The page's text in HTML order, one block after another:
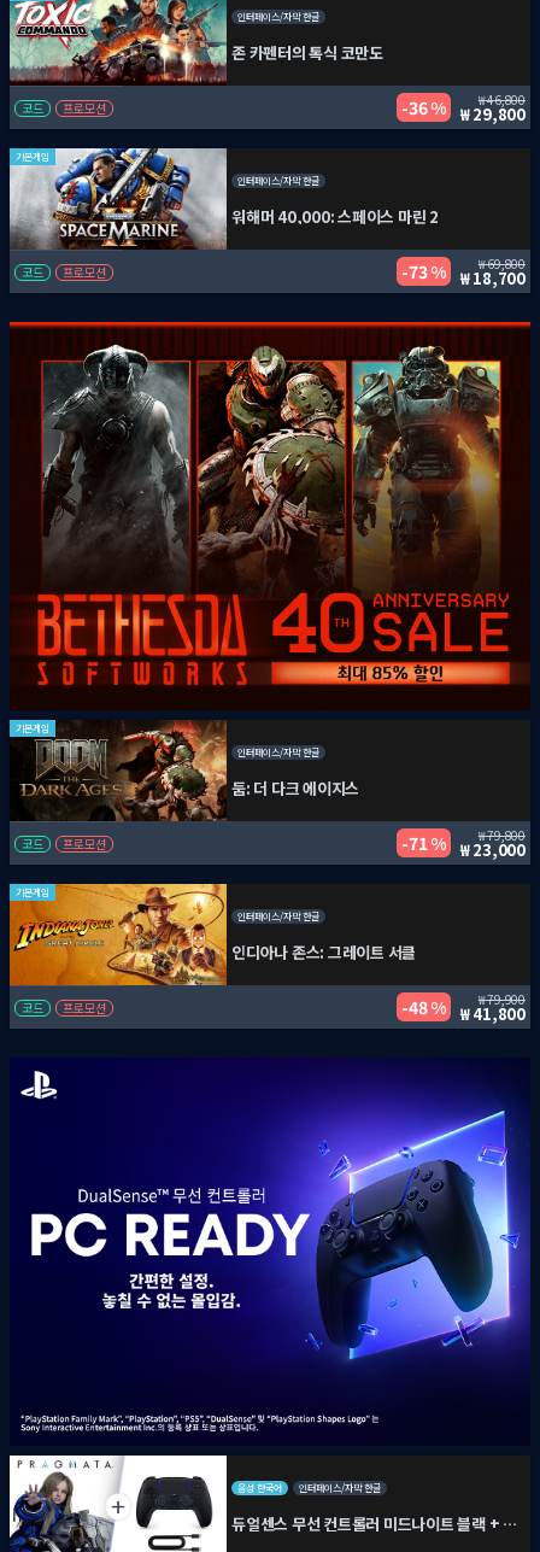
인터페이스/자막 한글
존 카펜터의 톡식 코만도
코드 프로모션 36 % 46,800
29,800
기본게임
인터페이스/자막 한글
워해머 40,000: 스페이스 마린 2
코드 프로모션 73 % 69,800
18,700
기본게임
인터페이스/자막 한글
둠: 더 다크 에이지스
코드 프로모션 71 % 79,800
23,000
기본게임
인터페이스/자막 한글
인디아나 존스: 그레이트 서클
코드 프로모션 48 % 79,900
41,800
음성 한국어 인터페이스/자막 한글
듀얼센스 무선 컨트롤러 미드나이트 블랙 + PC용 USB 케이블 + 프래그마타